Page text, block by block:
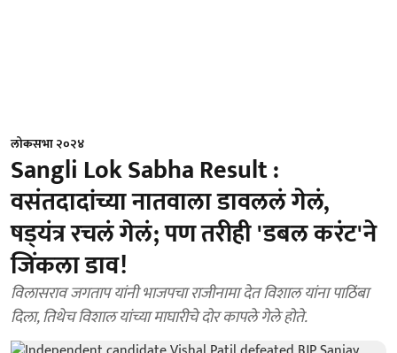
लोकसभा २०२४
Sangli Lok Sabha Result :
वसंतदादांच्या नातवाला डावललं गेलं,
षड्‌यंत्र रचलं गेलं; पण तरीही 'डबल करंट'ने
जिंकला डाव!
विलासराव जगताप यांनी भाजपचा राजीनामा देत विशाल यांना पाठिंबा
दिला, तिथेच विशाल यांच्या माघारीचे दोर कापले गेले होते.